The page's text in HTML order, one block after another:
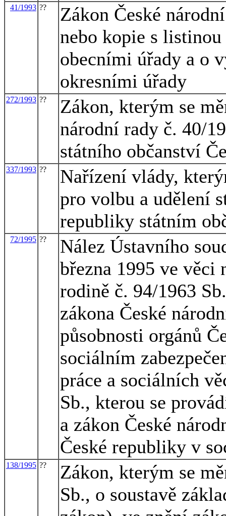
41/1993 ??
Zákon České
nebo kopie s
obecními úřady a o
okresními úřady
272/1993 ??
Zákon, kterým se
národní rady č. 40/
státního občanství
337/1993 ??
Nařízení vlády,
pro volbu a udělení
republiky státním
72/1995 ??
Nález Ústavního
března 1995 ve věci
rodině č. 94/1963
zákona České
působnosti orgánů
sociálním
práce a sociálních
Sb., kterou se
a zákon České
České republiky v
138/1995 ??
Zákon, kterým se
Sb., o soustavě